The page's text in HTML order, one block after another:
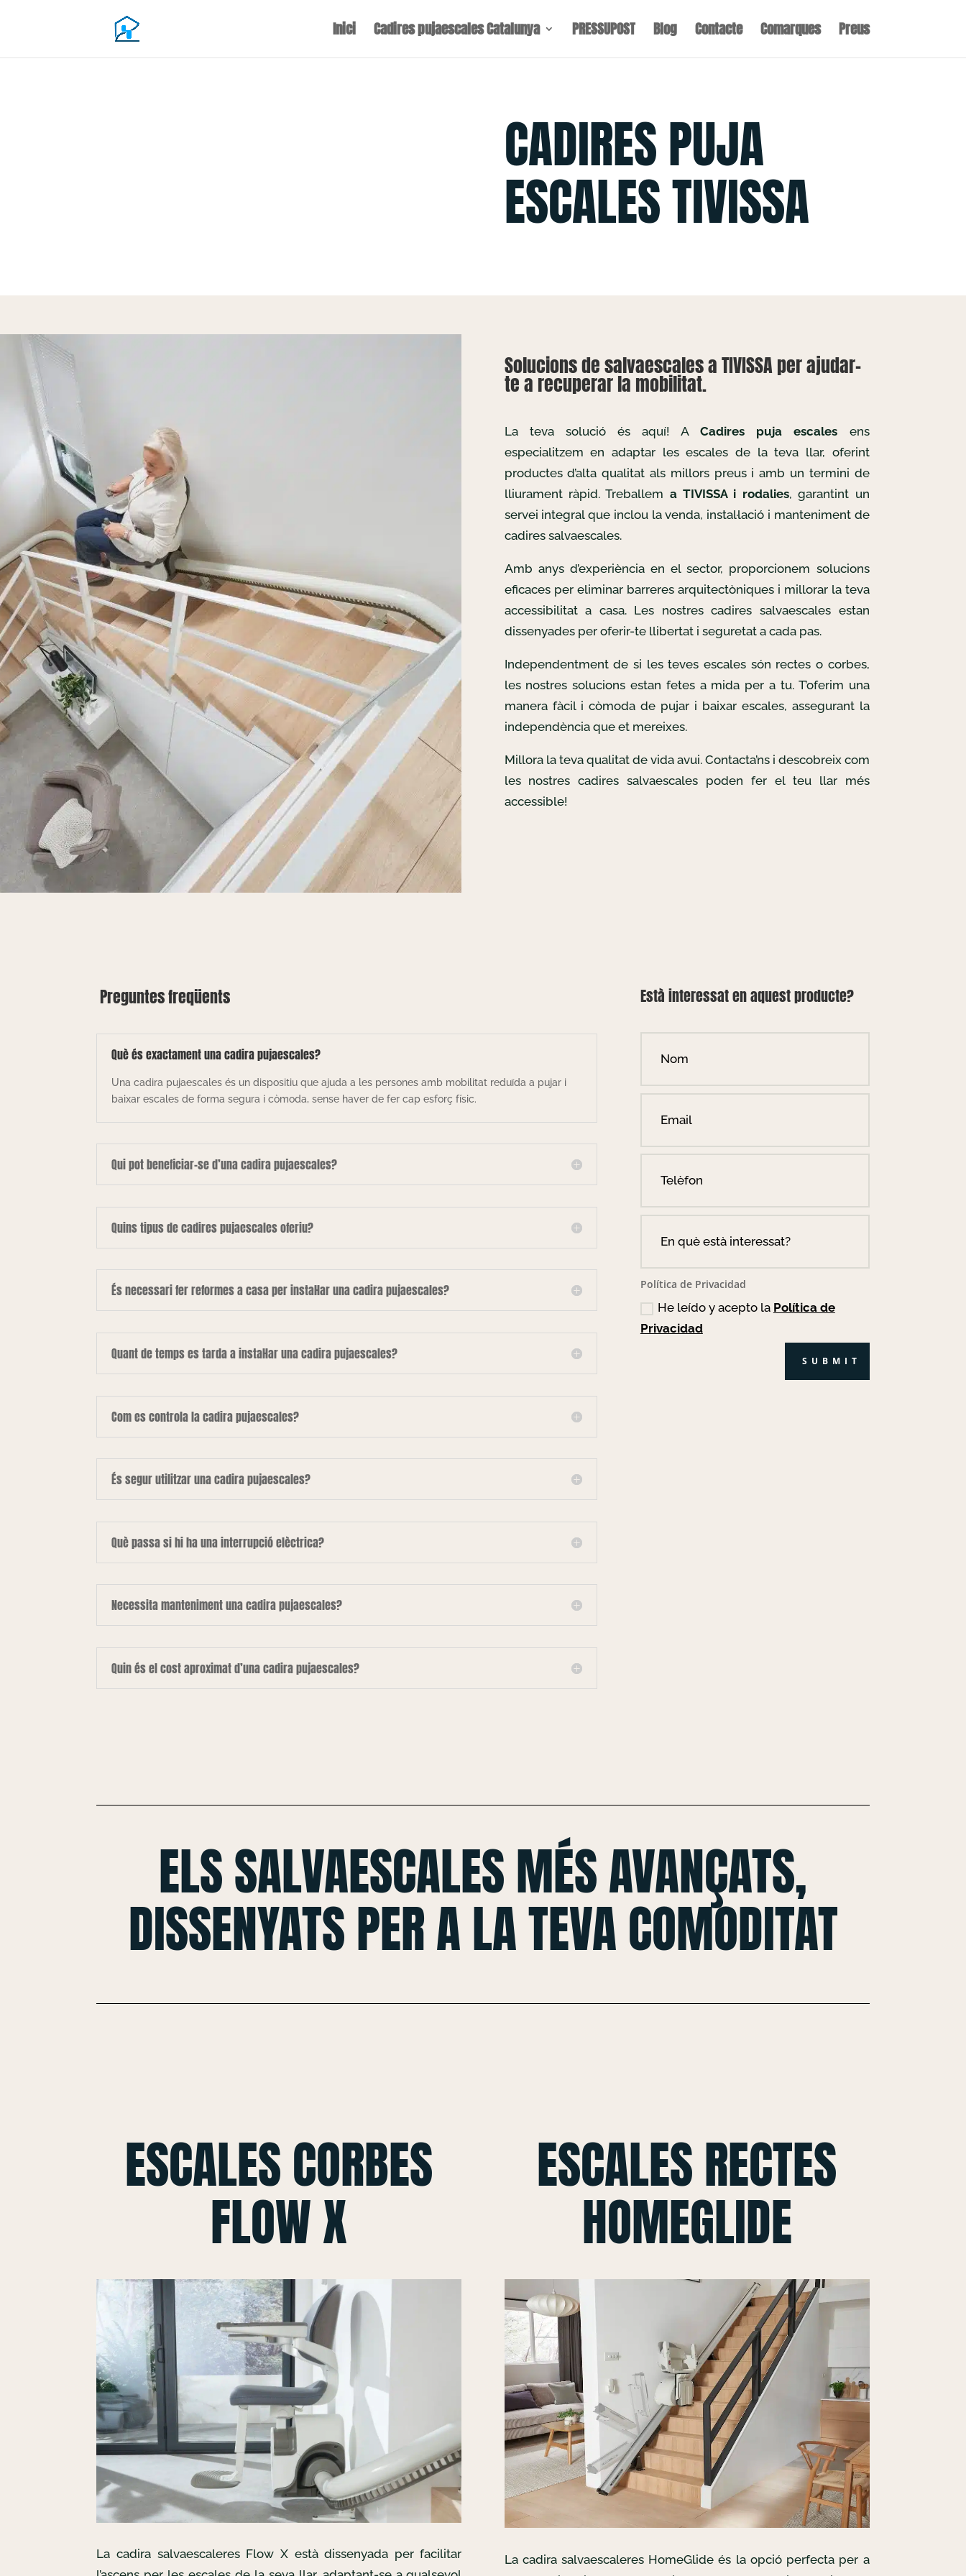
Inici Cadires pujaescales Catalunya PRESSUPOST Blog Contacte Comarques Preus
CADIRES PUJA
ESCALES TIVISSA
Solucions de salvaescales a TIVISSA per ajudar-
te a recuperar la mobilitat.
La teva solució és aquí! A Cadires puja escales ens
especialitzem en adaptar les escales de la teva llar, oferint
productes d’alta qualitat als millors preus i amb un termini de
lliurament ràpid. Treballem a TIVISSA i rodalies, garantint un
servei integral que inclou la venda, instal·lació i manteniment de
cadires salvaescales.
Amb anys d’experiència en el sector, proporcionem solucions
eficaces per eliminar barreres arquitectòniques i millorar la teva
accessibilitat a casa. Les nostres cadires salvaescales estan
dissenyades per oferir-te llibertat i seguretat a cada pas.
Independentment de si les teves escales són rectes o corbes,
les nostres solucions estan fetes a mida per a tu. T’oferim una
manera fàcil i còmoda de pujar i baixar escales, assegurant la
independència que et mereixes.
Millora la teva qualitat de vida avui. Contacta’ns i descobreix com
les nostres cadires salvaescales poden fer el teu llar més
accessible!
Preguntes freqüents
Què és exactament una cadira pujaescales?
Una cadira pujaescales és un dispositiu que ajuda a les persones amb mobilitat reduïda a pujar i
baixar escales de forma segura i còmoda, sense haver de fer cap esforç físic.
Qui pot beneficiar-se d’una cadira pujaescales?
Quins tipus de cadires pujaescales oferiu?
És necessari fer reformes a casa per instal·lar una cadira pujaescales?
Quant de temps es tarda a instal·lar una cadira pujaescales?
Com es controla la cadira pujaescales?
És segur utilitzar una cadira pujaescales?
Què passa si hi ha una interrupció elèctrica?
Necessita manteniment una cadira pujaescales?
Quin és el cost aproximat d’una cadira pujaescales?
Està interessat en aquest producte?
Política de Privacidad
He leído y acepto la Política de
Privacidad
SUBMIT
ELS SALVAESCALES MÉS AVANÇATS,
DISSENYATS PER A LA TEVA COMODITAT
ESCALES CORBES
FLOW X
La cadira salvaescaleres Flow X està dissenyada per facilitar
ESCALES RECTES
HOMEGLIDE
La cadira salvaescaleres HomeGlide és la opció perfecta per a